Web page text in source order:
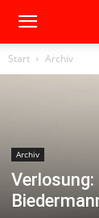
Start Archiv
Archiv